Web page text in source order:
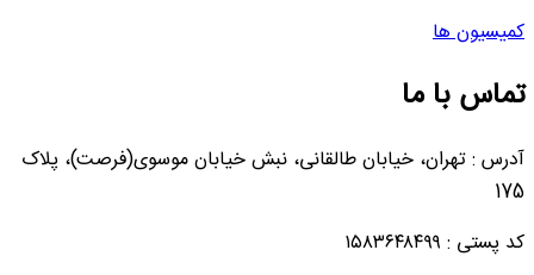
کمیسیون ها
تماس با ما
آدرس : تهران، خیابان طالقانی، نبش خیابان موسوی(فرصت)، پلاک
175
کد پستی : ۱۵۸۳۶۴۸۴۹۹